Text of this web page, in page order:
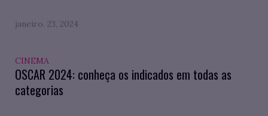
janeiro. 23, 2024
CINEMA
OSCAR 2024: conheça os indicados em todas as
categorias